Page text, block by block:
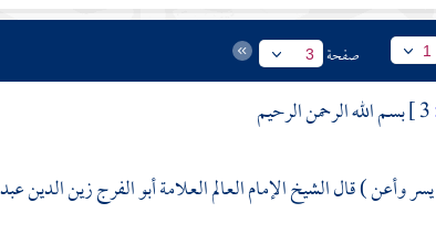
1 صفحة 3
بسم الله الرحمن الرحيم
وأعن ) قال الشيخ الإمام العالم العلامةأبو الفرج زين الدين